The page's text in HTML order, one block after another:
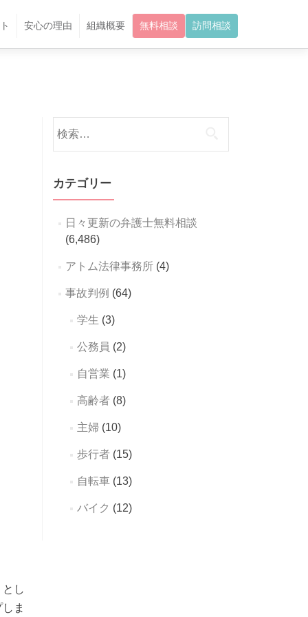
安心の理由 組織概要 無料相談 訪問相談
し
ま
索:
カテゴリー
日々更新の弁護士無料相談
(6,486)
アトム法律事務所(4)
事故判例 (64)
学生 (3)
公務員 (2)
自営業 (1)
高齢者(8)
主婦(10)
歩行者(15)
自転車(13)
バイク (12)